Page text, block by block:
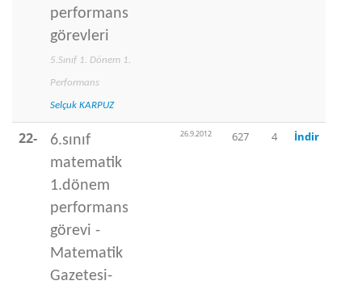
performans
görevleri
5.Sınıf 1. Dönem 1.
Performans
Selçuk KARPUZ
22-
6.sınıf
matematik
1.dönem
performans
görevi -
Matematik
Gazetesi-
26.9.2012 627 4 İndir